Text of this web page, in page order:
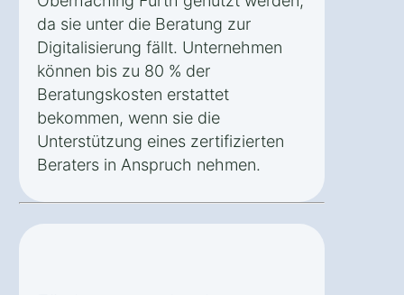
da sie unter die Beratung zur
Digitalisierung fällt. Unternehmen
können bis zu 80 % der
Beratungskosten erstattet
bekommen, wenn sie die
Unterstützung eines zertifizierten
Beraters in Anspruch nehmen.